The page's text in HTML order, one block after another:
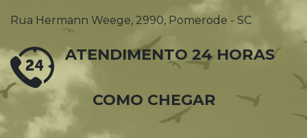
Rua Hermann Weege, 2990, Pomerode - SC
ATENDIMENTO 24 HORAS
COMO CHEGAR